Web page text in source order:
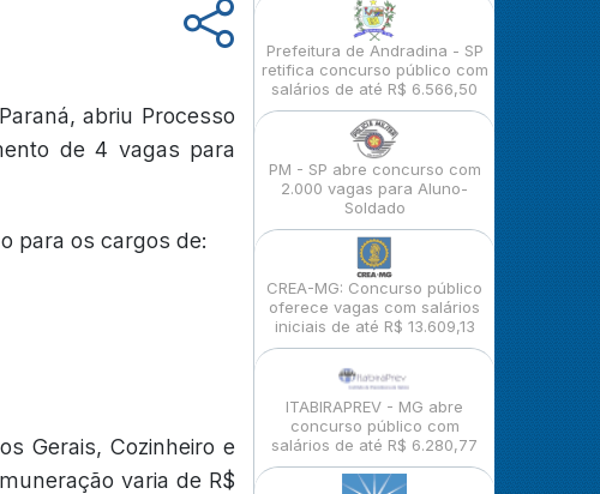
abriu Processo
de 4 vagas para
para os cargos de:
Gerais, Cozinheiro e
varia de R$
Prefeitura de Andradina - SP
retifica concurso público com
salários de até R$ 6.566,50
PM - SP abre concurso com
2.000 vagas para Aluno-
Soldado
CREA-MG: Concurso público
oferece vagas com salários
iniciais de até R$ 13.609,13
ITABIRAPREV - MG abre
concurso público com
salários de até R$ 6.280,77